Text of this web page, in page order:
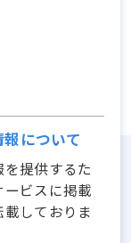
について
提供するた
ビスに掲載
しておりま